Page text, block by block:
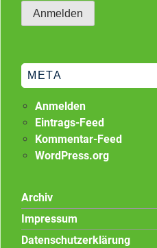
META
Anmelden
Eintrags-Feed
Kommentar-Feed
WordPress.org
Archiv
Impressum
Datenschutzerklärung